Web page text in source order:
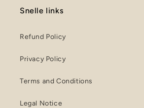
Snelle links
Refund Policy
Privacy Policy
Terms and Conditions
Legal Notice